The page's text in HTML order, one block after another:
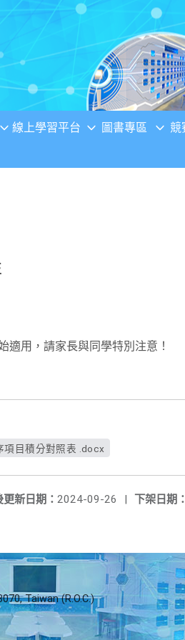
線上學習平台 圖書專區 競
適用，請家長與同學特別注意！
項目積分對照表 .docx
下架日期：
更新日期： 2024-09-26 |
Taiwan (R.O.C.)